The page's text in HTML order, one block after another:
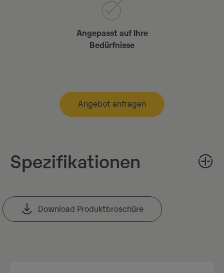
Angepasst auf Ihre
Bedürfnisse
Angebot anfragen
Spezifikationen
Download Produktbroschüre